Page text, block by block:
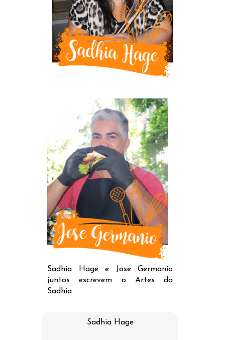
Sadhia Hage e Jose Germanio
juntos escrevem o Artes da
Sadhia .
Sadhia Hage